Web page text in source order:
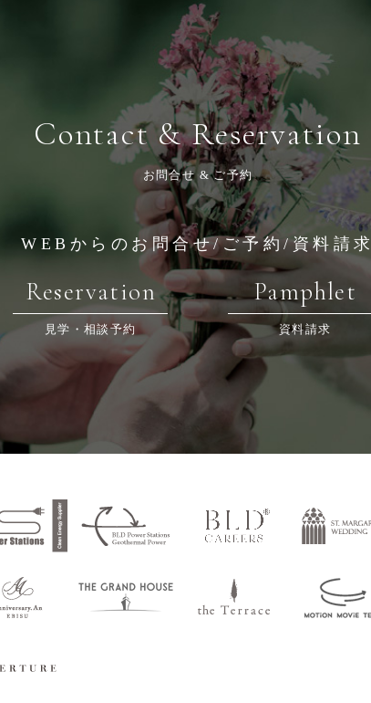
Contact & Reservation
お問合せ & ご予約
WEBからのお問合せ/ご予約/資料請求
Reservation
見学・相談予約
Pamphlet
資料請求